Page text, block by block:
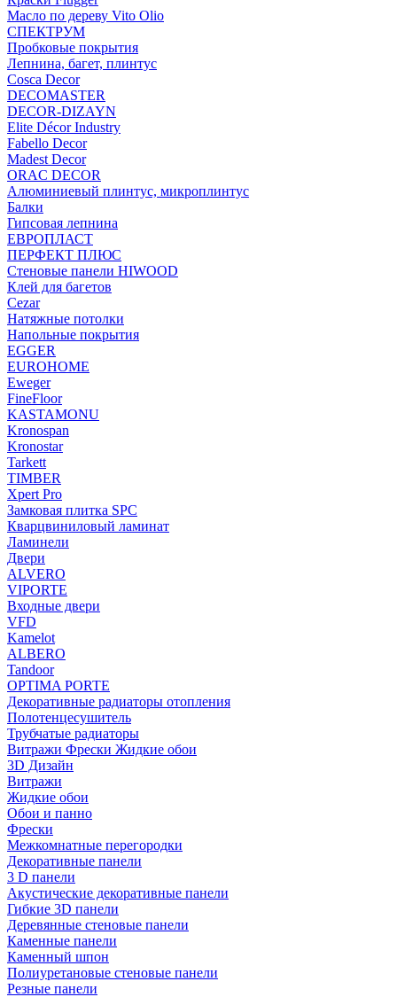
Масло по дереву Vito Olio
СПЕКТРУМ
Пробковые покрытия
Лепнина, багет, плинтус
Cosca Decor
DECOMASTER
DECOR-DIZAYN
Elite Décor Industry
Fabello Decor
Madest Decor
ORAC DECOR
Алюминиевый плинтус, микроплинтус
Балки
Гипсовая лепнина
ЕВРОПЛАСТ
ПЕРФЕКТ ПЛЮС
Стеновые панели HIWOOD
Клей для багетов
Cezar
Натяжные потолки
Напольные покрытия
EGGER
EUROHOME
Eweger
FineFloor
KASTAMONU
Kronospan
Kronostar
Tarkett
TIMBER
Xpert Pro
Замковая плитка SPC
Кварцвиниловый ламинат
Ламинели
Двери
ALVERO
VIPORTE
Входные двери
VFD
Kamelot
ALBERO
Tandoor
OPTIMA PORTE
Декоративные радиаторы отопления
Полотенцесушитель
Трубчатые радиаторы
Витражи Фрески Жидкие обои
3D Дизайн
Витражи
Жидкие обои
Обои и панно
Фрески
Межкомнатные перегородки
Декоративные панели
3 D панели
Акустические декоративные панели
Гибкие 3D панели
Деревянные стеновые панели
Каменные панели
Каменный шпон
Полиуретановые стеновые панели
Резные панели